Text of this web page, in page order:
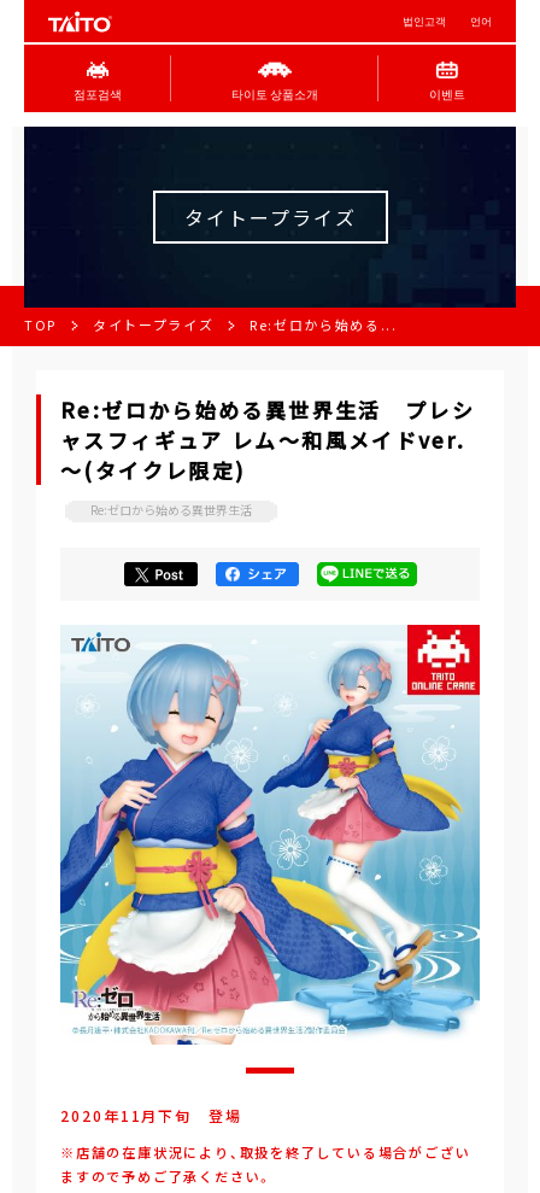
법인고객 언어
점포검색 타이토 상품소개 이벤트
タイトープライズ
TOP タイトープライズ Re:ゼロから始める...
Re:ゼロから始める異世界生活 プレシ
ャスフィギュア レム～和風メイドver.
～(タイクレ限定)
Re:ゼロから始める異世界生活
2020年11月下旬 登場
※店舗の在庫状況により、取扱を終了している場合がござい
ますので予めご了承ください。